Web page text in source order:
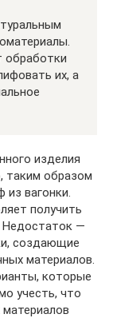
обработки
их, а
изделия
таким образом
вагонки.
получить
Недостаток —
создающие
материалов.
которые
учесть, что